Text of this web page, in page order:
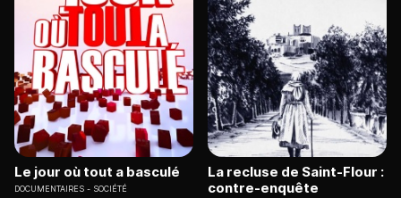
Le jour où tout a basculé
DOCUMENTAIRES SOCIÉTÉ
La recluse de Saint-Flour :
contre-enquête